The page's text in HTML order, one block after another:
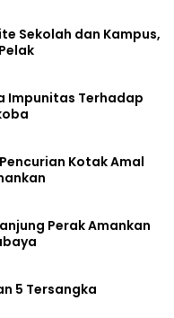
Sekolah dan Kampus,
Impunitas Terhadap
Kotak Amal
Perak Amankan
5 Tersangka